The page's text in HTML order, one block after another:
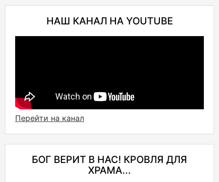
НАШ КАНАЛ НА YOUTUBE
Перейти на канал
БОГ ВЕРИТ В НАС! КРОВЛЯ ДЛЯ
ХРАМА...